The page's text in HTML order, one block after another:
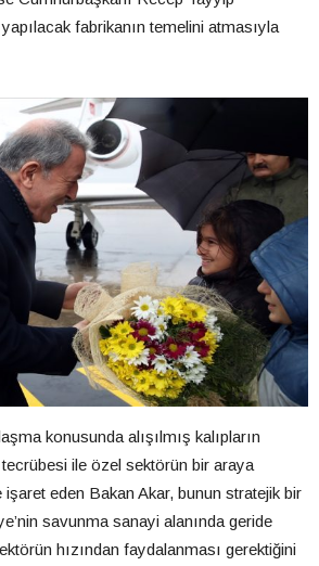
yapılacak fabrikanın temelini atmasıyla
konusunda alışılmış kalıpların
tecrübesi ile özel sektörün bir araya
eden Bakan Akar, bunun stratejik bir
savunma sanayi alanında geride
hızından faydalanması gerektiğini